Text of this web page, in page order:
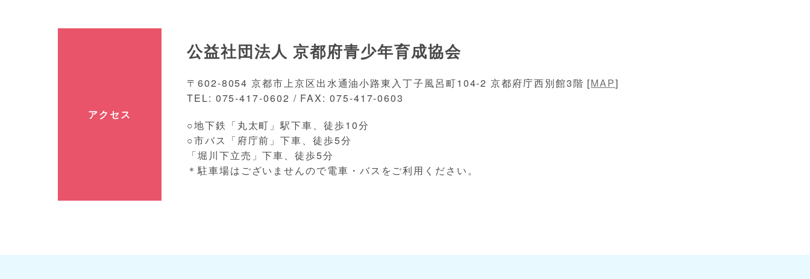
アクセス
公益社団法人 京都府青少年育成協会
〒602-8054 京都市上京区出水通油小路東入丁子風呂町104-2 京都府庁西別館3階 [MAP]
TEL: 075-417-0602 / FAX: 075-417-0603
○地下鉄「丸太町」駅下車、徒歩10分
○市バス「府庁前」下車、徒歩5分
「堀川下立売」下車、徒歩5分
＊駐車場はございませんので電車・バスをご利用ください。